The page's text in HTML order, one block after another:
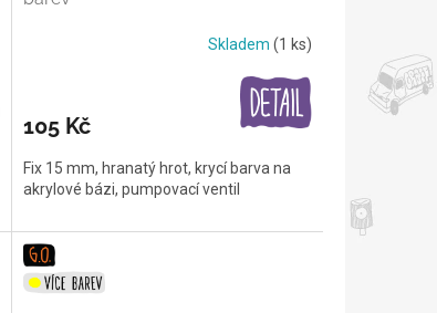
Skladem (1 ks)
105 Kč
Fix 15 mm, hranatý hrot, krycí barva na
akrylové bázi, pumpovací ventil